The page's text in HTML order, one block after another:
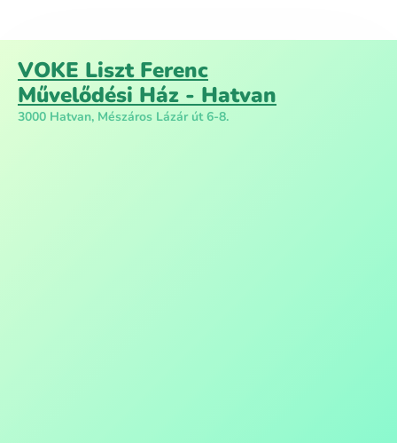
VOKE Liszt Ferenc
Művelődési Ház - Hatvan
3000 Hatvan, Mészáros Lázár út 6-8.